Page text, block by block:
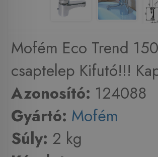
Mofém Eco Trend
csaptelep Kifutó!!!
Azonosító: 124088
Gyártó: Mofém
Súly: 2 kg